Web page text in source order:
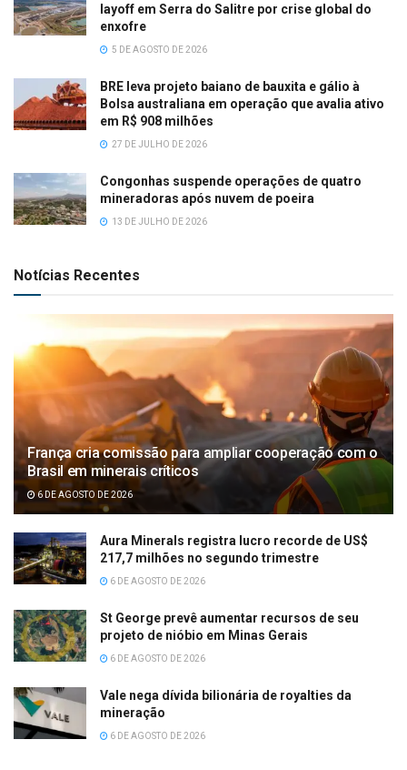
layoff em Serra do Salitre por crise global do
enxofre
5 DE AGOSTO DE 2026
BRE leva projeto baiano de bauxita e gálio à
Bolsa australiana em operação que avalia ativo
em R$ 908 milhões
27 DE JULHO DE 2026
Congonhas suspende operações de quatro
mineradoras após nuvem de poeira
13 DE JULHO DE 2026
Notícias Recentes
França cria comissão para ampliar cooperação com o
Brasil em minerais críticos
6 DE AGOSTO DE 2026
Aura Minerals registra lucro recorde de US$
217,7 milhões no segundo trimestre
6 DE AGOSTO DE 2026
St George prevê aumentar recursos de seu
projeto de nióbio em Minas Gerais
6 DE AGOSTO DE 2026
Vale nega dívida bilionária de royalties da
mineração
6 DE AGOSTO DE 2026